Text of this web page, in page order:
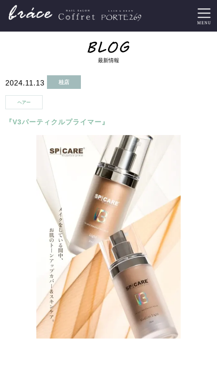
最新情報
2024.11.13 桂店
ヘアー
『V3パーティクルプライマー』